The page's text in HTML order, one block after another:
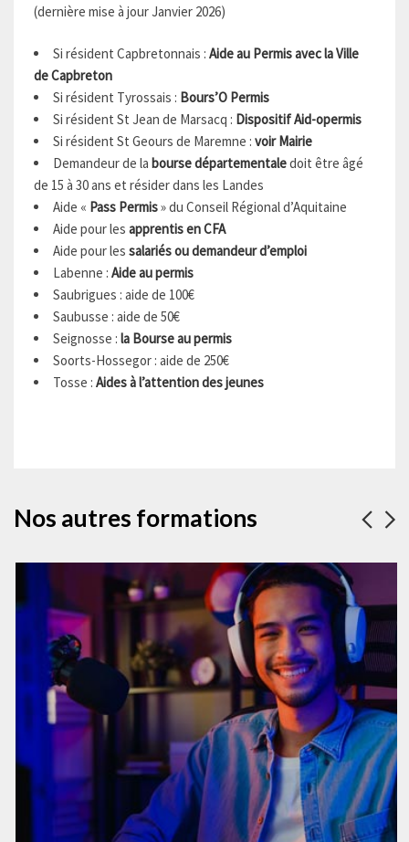
(dernière mise à jour Janvier 2026)
Si résident Capbretonnais : Aide au Permis avec la Ville
de Capbreton
Si résident Tyrossais : Bours’O Permis
Si résident St Jean de Marsacq : Dispositif Aid-opermis
Si résident St Geours de Maremne : voir Mairie
Demandeur de la bourse départementaledoit être âgé
de 15 à 30 ans et résider dans les Landes
Aide « Pass Permis» du Conseil Régional d’Aquitaine
Aide pour les apprentis en CFA
Aide pour les salariés ou demandeur d’emploi
Labenne : Aide au permis
Saubrigues : aide de 100€
Saubusse : aide de 50€
Seignosse : la Bourse au permis
Soorts-Hossegor : aide de 250€
Tosse : Aides à l’attention des jeunes
Nos autres formations